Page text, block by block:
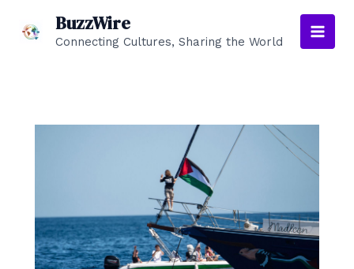
BuzzWire
Connecting Cultures, Sharing the World
Main